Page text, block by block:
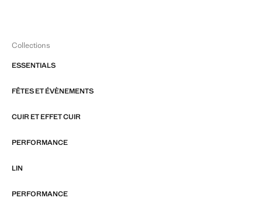
Collections
ESSENTIALS
FÊTES ET ÉVÈNEMENTS
CUIR ET EFFET CUIR
PERFORMANCE
LIN
PERFORMANCE